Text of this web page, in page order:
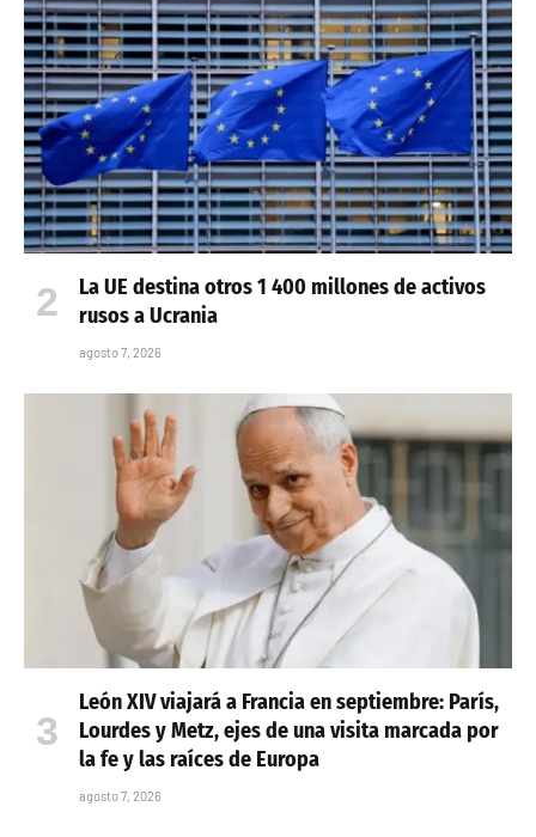
La UE destina otros 1 400 millones de activos
rusos a Ucrania
agosto 7, 2026
León XIV viajará a Francia en septiembre: París,
Lourdes y Metz, ejes de una visita marcada por
la fe y las raíces de Europa
agosto 7, 2026